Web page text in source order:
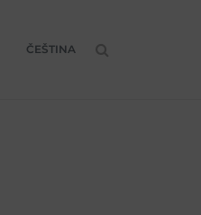
ČEŠTINA